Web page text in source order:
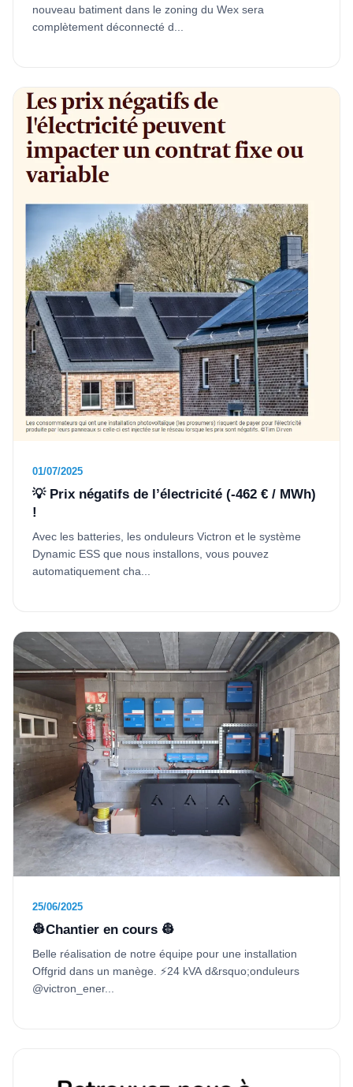
nouveau batiment dans le zoning du Wex sera
complètement déconnecté d...
01/07/2025
💡 Prix négatifs de l’électricité (-462 € / MWh)
!
Avec les batteries, les onduleurs Victron et le système
Dynamic ESS que nous installons, vous pouvez
automatiquement cha...
25/06/2025
👷Chantier en cours 👷
Belle réalisation de notre équipe pour une installation
Offgrid dans un manège. ⚡24 kVA d&rsquo;onduleurs
@victron_ener...